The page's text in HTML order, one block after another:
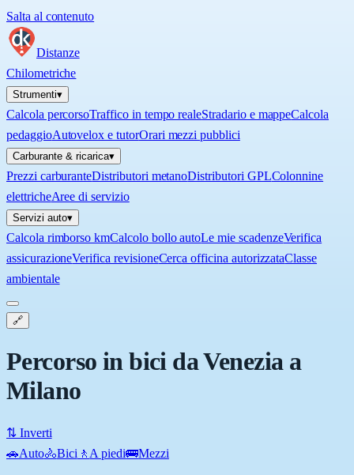
Salta al contenuto
Distanze
Chilometriche
Strumenti▾
Calcola percorsoTraffico in tempo realeStradario e mappeCalcola
pedaggioAutovelox e tutorOrari mezzi pubblici
Carburante & ricarica▾
Prezzi carburanteDistributori metanoDistributori GPLColonnine
elettricheAree di servizio
Servizi auto▾
Calcola rimborso kmCalcolo bollo autoLe mie scadenzeVerifica
assicurazioneVerifica revisioneCerca officina autorizzataClasse
ambientale
🔗
Percorso in bici da Venezia a
Milano
⇅ Inverti
🚗Auto🚴Bici 🚶 A piedi🚌Mezzi